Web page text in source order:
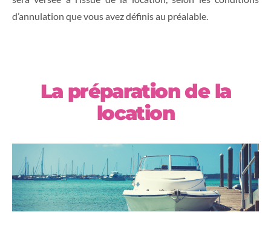
d’annulation que vous avez définis au préalable.
La préparation de la
location